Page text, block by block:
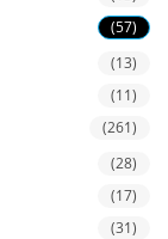
(57)
(13)
(11)
(261)
(28)
(17)
(31)